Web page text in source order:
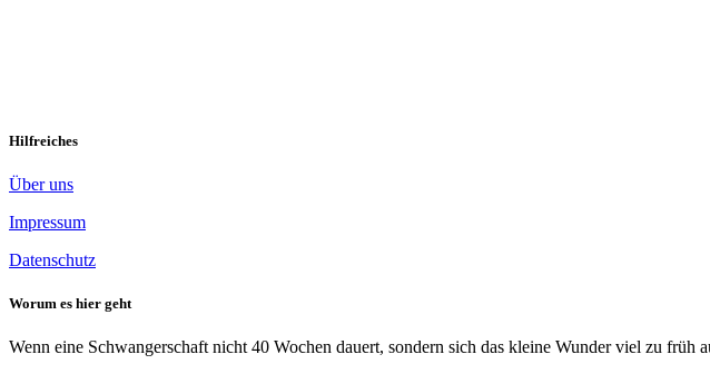
Hilfreiches
Über uns
Impressum
Datenschutz
Worum es hier geht
Wenn eine Schwangerschaft nicht 40 Wochen dauert, sondern sich das kleine Wunder viel zu früh